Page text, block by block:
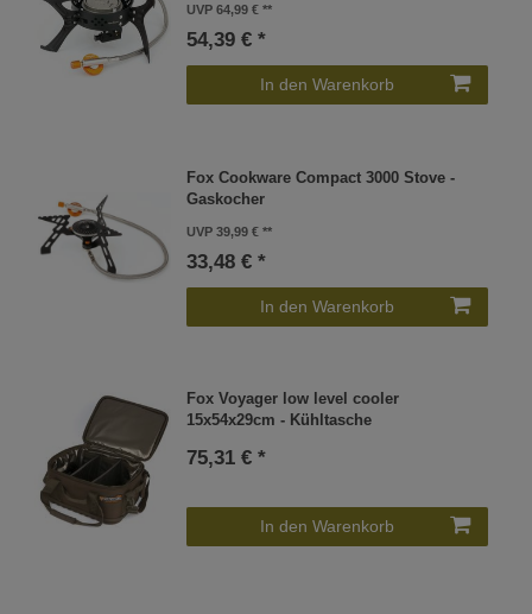
UVP 64,99 €
54,39 € *
In den Warenkorb
Fox Cookware Compact 3000 Stove -
Gaskocher
UVP 39,99 €
33,48 € *
In den Warenkorb
Fox Voyager low level cooler
15x54x29cm - Kühltasche
75,31 € *
In den Warenkorb